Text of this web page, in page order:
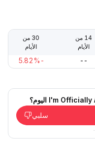
14 من
الأيام
30 من
الأيام
--
-5.82%
سلبي